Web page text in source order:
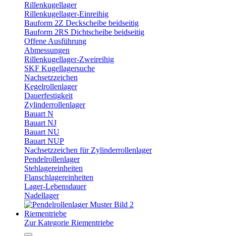
Rillenkugellager
Rillenkugellager-Einreihig
Bauform 2Z Deckscheibe beidseitig
Bauform 2RS Dichtscheibe beidseitig
Offene Ausführung
Abmessungen
Rillenkugellager-Zweireihig
SKF Kugellagersuche
Nachsetzzeichen
Kegelrollenlager
Dauerfestigkeit
Zylinderrollenlager
Bauart N
Bauart NJ
Bauart NU
Bauart NUP
Nachsetzzeichen für Zylinderrollenlager
Pendelrollenlager
Stehlagereinheiten
Flanschlagereinheiten
Lager-Lebensdauer
Nadellager
Riementriebe
Zur Kategorie Riementriebe